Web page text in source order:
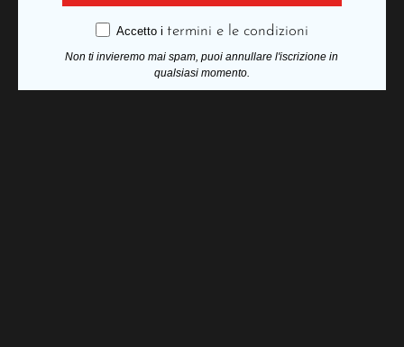
Accetto i termini e le condizioni
Non ti invieremo mai spam, puoi annullare l'iscrizione in
qualsiasi momento.